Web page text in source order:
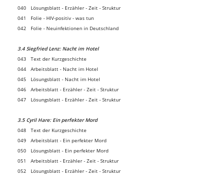
040 Lösungsblatt - Erzähler - Zeit - Struktur
041 Folie - HIV-positiv - was tun
042 Folie - Neuinfektionen in Deutschland
3.4 Siegfried Lenz: Nacht im Hotel
043 Text der Kurzgeschichte
044 Arbeitsblatt - Nacht im Hotel
045 Lösungsblatt - Nacht im Hotel
046 Arbeitsblatt - Erzähler - Zeit - Struktur
047 Lösungsblatt - Erzähler - Zeit - Struktur
3.5 Cyril Hare: Ein perfekter Mord
048 Text der Kurzgeschichte
049 Arbeitsblatt - Ein perfekter Mord
050 Lösungsblatt - Ein perfekter Mord
051 Arbeitsblatt - Erzähler - Zeit - Struktur
052 Lösungsblatt - Erzähler - Zeit - Struktur